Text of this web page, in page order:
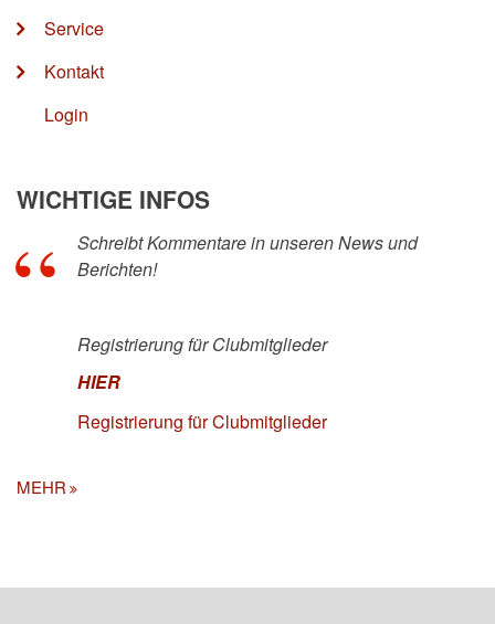
Service
Kontakt
Login
WICHTIGE INFOS
Schreibt Kommentare in unseren News und
Berichten!
Registrierung für Clubmitglieder
HIER
Registrierung für Clubmitglieder
MEHR